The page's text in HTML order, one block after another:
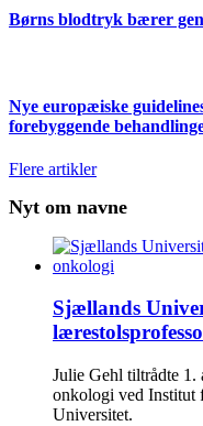
Børns blodtryk bærer
Nye europæiske
forebyggende
Flere artikler
Nyt om navne
Sjællands
Julie Gehl tiltrådte 1.
onkologi ved Institut
Universitet.